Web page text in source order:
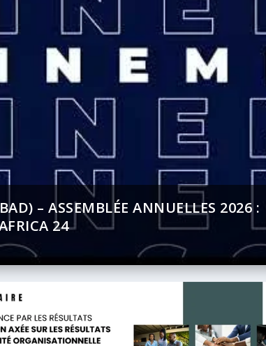
ARRIVE SUR LE MARCHÉ
– ASSEMBLÉE ANNUELLES 2026 :
24